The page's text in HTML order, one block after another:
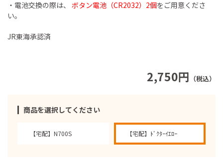
2,750円 （税込）
商品を選択してください
【宅配】N700S 【宅配】ﾄﾞｸﾀｰｲｴﾛｰ
・電池交換の際は、 ボタン電池（CR2032）2個をご用意くださ
い。
JR東海承認済